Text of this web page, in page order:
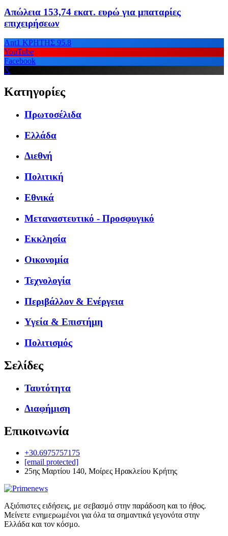
Απώλεια 153,74 εκατ. ευρώ για μπαταρίες
επιχειρήσεων
Ant1 ΚΡΗΤΗΣ 95.8
YouTube
Facebook
X
Κατηγορίες
Πρωτοσέλιδα
Ελλάδα
Διεθνή
Πολιτική
Εθνικά
Μεταναστευτικό - Προσφυγικό
Εκκλησία
Οικονομία
Τεχνολογία
Περιβάλλον & Ενέργεια
Υγεία & Επιστήμη
Πολιτισμός
Σελίδες
Ταυτότητα
Διαφήμιση
Επικοινωνία
+30.6975757175
[email protected]
25ης Μαρτίου 140, Μοίρες Ηρακλείου Κρήτης
Αξιόπιστες ειδήσεις, με σεβασμό στην παράδοση και το ήθος.
Μείνετε ενημερωμένοι για όλα τα σημαντικά γεγονότα στην
Ελλάδα και τον κόσμο.